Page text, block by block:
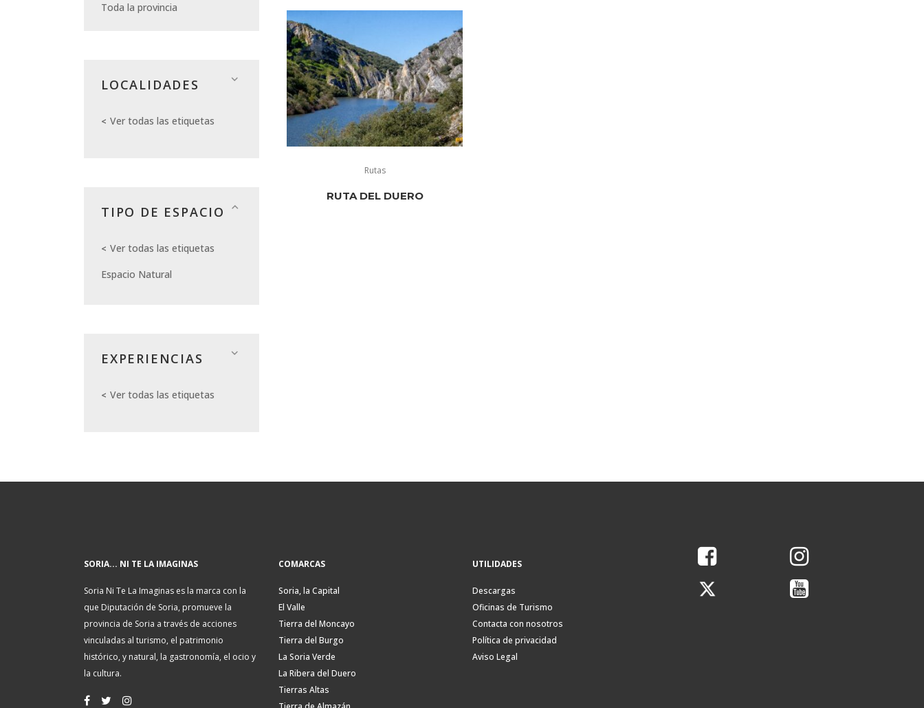
Toda la provincia
LOCALIDADES
Ver todas las etiquetas
TIPO DE ESPACIO
Ver todas las etiquetas
Espacio Natural
EXPERIENCIAS
Ver todas las etiquetas
Rutas
RUTA DEL DUERO
SORIA... NI TE LA IMAGINAS
Soria Ni Te La Imaginas es la marca con la
que Diputación de Soria, promueve la
provincia de Soria a través de acciones
vinculadas al turismo, el patrimonio
histórico, y natural, la gastronomía, el ocio y
la cultura.
COMARCAS
Soria, la Capital
El Valle
Tierra del Moncayo
Tierra del Burgo
La Soria Verde
La Ribera del Duero
Tierras Altas
UTILIDADES
Descargas
Oficinas de Turismo
Contacta con nosotros
Política de privacidad
Aviso Legal